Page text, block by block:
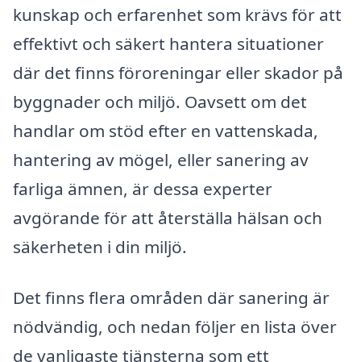
kunskap och erfarenhet som krävs för att
effektivt och säkert hantera situationer
där det finns föroreningar eller skador på
byggnader och miljö. Oavsett om det
handlar om stöd efter en vattenskada,
hantering av mögel, eller sanering av
farliga ämnen, är dessa experter
avgörande för att återställa hälsan och
säkerheten i din miljö.
Det finns flera områden där sanering är
nödvändig, och nedan följer en lista över
de vanligaste tjänsterna som ett